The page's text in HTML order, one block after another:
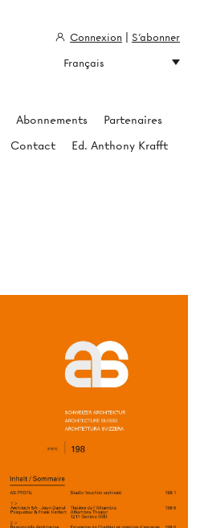
Abonnements
Partenaires
Contact Ed. Anthony Krafft
Connexion
S'abonner
Français